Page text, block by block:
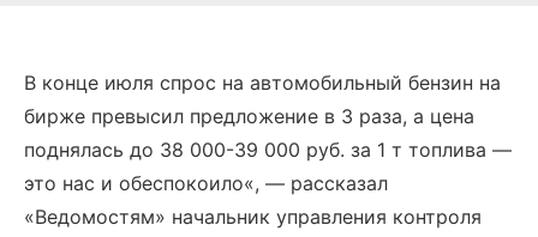
В конце июля спрос на автомобильный бензин на
бирже превысил предложение в 3 раза, а цена
поднялась до 38 000-39 000 руб. за 1 т топлива —
это нас и обеспокоило«, — рассказал
«Ведомостям» начальник управления контроля